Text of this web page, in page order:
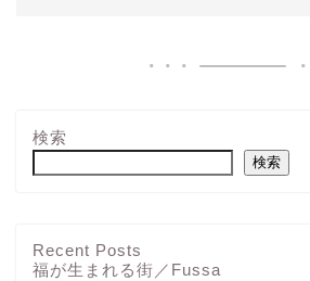
検索
検索
Recent Posts
福が生まれる街／Fussa